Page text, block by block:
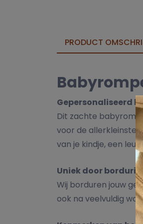
PRODUCT
Gepersonaliseerd
Dit zachte
voor de
van je kindje, een
Uniek door
Wij borduren jouw
ook na veelvuldig